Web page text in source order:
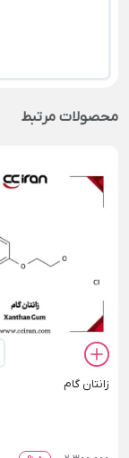
محصولات مرتبط
زانتان گام